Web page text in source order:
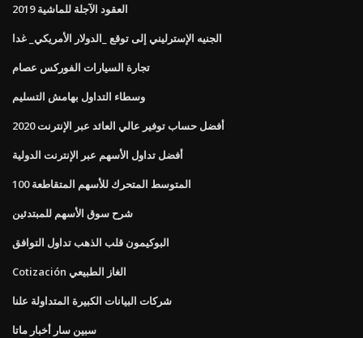
العقود الآجلة للماشية 2019
الجنيه الإسترليني إلى توقع _الدولار الأمريكي_ غدا
تجارة السيارات الفوركس عصام
وسطاء التداول بهامش التسليم
أفضل حساب توفير عالي العائد عبر الإنترنت 2020
أفضل تداول الأسهم عبر الإنترنت الدولية
100 المتوسط ​​المتحرك للأسهم المتقاطعة
شرح سوق الأسهم للمبتدئين
البوكيمون قلب الذهب تداول التوافق
Cotización الغاز الطبيعي
شركات البيانات الكبيرة المتداولة علنا
سبين سار أخبار ماتا